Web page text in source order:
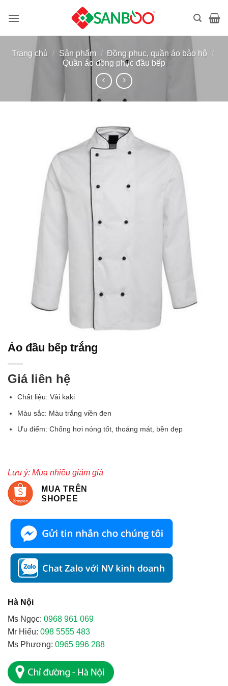
qua
Trang chủ / Sản phẩm / Đồng phục, quần áo bảo hộ /
Quần áo đồng phục đầu bếp
Áo đầu bếp trắng
Giá liên hệ
Chất liệu: Vải kaki
Màu sắc: Màu trắng viền đen
Ưu điểm: Chống hơi nóng tốt, thoáng mát, bền đẹp
Lưu ý: Mua nhiều giảm giá
MUA TRÊN
SHOPEE
Hà Nội
Ms Ngọc: 0968 961 069
Mr Hiếu: 098 5555 483
Ms Phương: 0965 996 288